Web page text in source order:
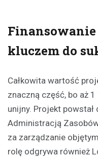
Finansowanie
kluczem do
Całkowita wartość
znaczną część, bo aż
unijny. Projekt powstał
Administracją
za zarządzanie
rolę odgrywa również